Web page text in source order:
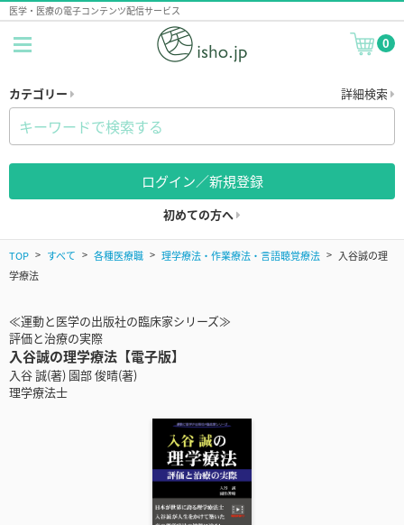
医学・医療の電子コンテンツ配信サービス
0
カテゴリー 詳細検索
ログイン／新規登録
初めての方へ
TOP すべて 各種医療職 理学療法・作業療法・言語聴覚療法
入谷誠の理
学療法
≪運動と医学の出版社の臨床家シリーズ≫
評価と治療の実際
入谷誠の理学療法【電子版】
入谷 誠(著) 園部 俊晴(著)
理学療法士